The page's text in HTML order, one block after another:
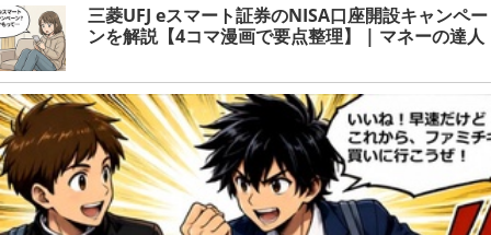
三菱UFJ eスマート証券のNISA口座開設キャンペー
ンを解説【4コマ漫画で要点整理】 | マネーの達人